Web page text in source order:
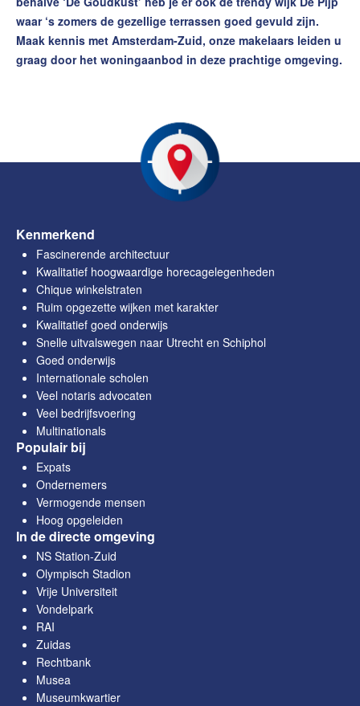
waar ‘s zomers de gezellige terrassen goed gevuld zijn.
Maak kennis met Amsterdam-Zuid, onze makelaars leiden u
graag door het woningaanbod in deze prachtige omgeving.
Kenmerkend
Fascinerende architectuur
Kwalitatief hoogwaardige horecagelegenheden
Chique winkelstraten
Ruim opgezette wijken met karakter
Kwalitatief goed onderwijs
Snelle uitvalswegen naar Utrecht en Schiphol
Goed onderwijs
Internationale scholen
Veel notaris advocaten
Veel bedrijfsvoering
Multinationals
Populair bij
Expats
Ondernemers
Vermogende mensen
Hoog opgeleiden
In de directe omgeving
NS Station-Zuid
Olympisch Stadion
Vrije Universiteit
Vondelpark
RAI
Zuidas
Rechtbank
Musea
Museumkwartier